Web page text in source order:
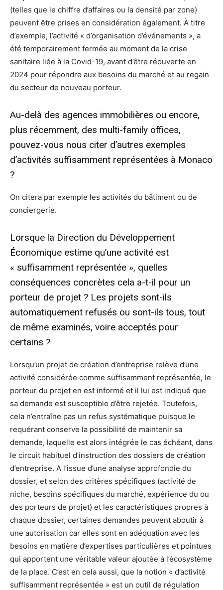
(telles que le chiffre d’affaires ou la densité par zone)
peuvent être prises en considération également. À titre
d’exemple, l’activité « d’organisation d’événements », a
été temporairement fermée au moment de la crise
sanitaire liée à la Covid-19, avant d’être réouverte en
2024 pour répondre aux besoins du marché et au regain
du secteur de nouveau porteur.
Au-delà des agences immobilières ou encore,
plus récemment, des multi-family offices,
pouvez-vous nous citer d’autres exemples
d’activités suffisamment représentées à Monaco
?
On citera par exemple les activités du bâtiment ou de
conciergerie.
Lorsque la Direction du Développement
Économique estime qu’une activité est
« suffisamment représentée », quelles
conséquences concrètes cela a-t-il pour un
porteur de projet ? Les projets sont-ils
automatiquement refusés ou sont-ils tous, tout
de même examinés, voire acceptés pour
certains ?
Lorsqu’un projet de création d’entreprise relève d’une
activité considérée comme suffisamment représentée, le
porteur du projet en est informé et il lui est indiqué que
sa demande est susceptible d’être rejetée. Toutefois,
cela n’entraîne pas un refus systématique puisque le
requérant conserve la possibilité de maintenir sa
demande, laquelle est alors intégrée le cas échéant, dans
le circuit habituel d’instruction des dossiers de création
d’entreprise. A l’issue d’une analyse approfondie du
dossier, et selon des critères spécifiques (activité de
niche, besoins spécifiques du marché, expérience du ou
des porteurs de projet) et les caractéristiques propres à
chaque dossier, certaines demandes peuvent aboutir à
une autorisation car elles sont en adéquation avec les
besoins en matière d’expertises particulières et pointues
qui apportent une véritable valeur ajoutée à l’écosystème
de la place. C’est en cela aussi, que la notion « d’activité
suffisamment représentée » est un outil de régulation